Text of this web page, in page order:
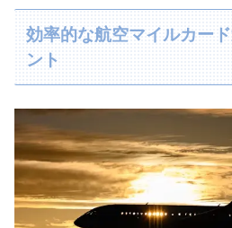
効率的な航空マイルカー
ント